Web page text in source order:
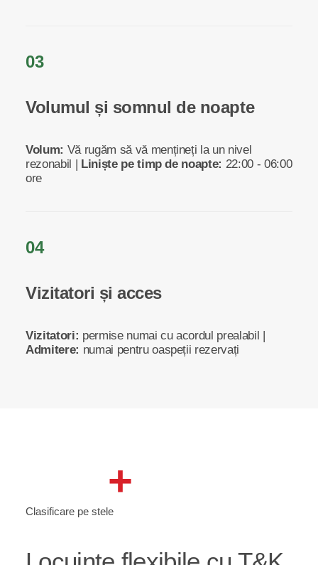
03
Volumul și somnul de noapte
Volum: Vă rugăm să vă mențineți la un nivel
rezonabil | Liniște pe timp de noapte: 22:00 - 06:00
ore
04
Vizitatori și acces
Vizitatori: permise numai cu acordul prealabil |
Admitere: numai pentru oaspeții rezervați
+
Clasificare pe stele